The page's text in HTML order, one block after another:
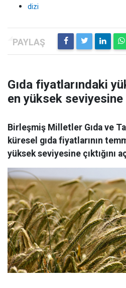
dizi
Gıda fiyatlarındaki
en yüksek seviyesine
Birleşmiş Milletler Gıda ve
küresel gıda fiyatlarının
yüksek seviyesine çıktığını